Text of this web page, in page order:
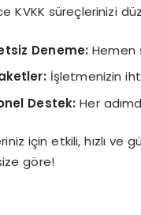
KVKK süreçlerinizi
Deneme: Hemen
İşletmenizin
Destek: Her
için etkili, hızlı ve
göre!